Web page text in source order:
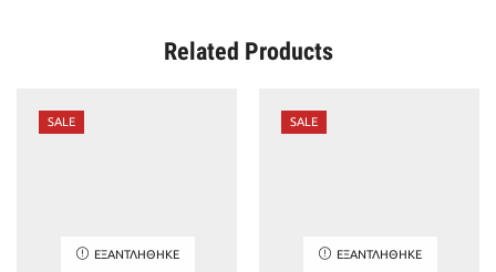
Related Products
SALE
ΕΞΑΝΤΛΉΘΗΚΕ
SALE
ΕΞΑΝΤΛΉΘΗΚΕ